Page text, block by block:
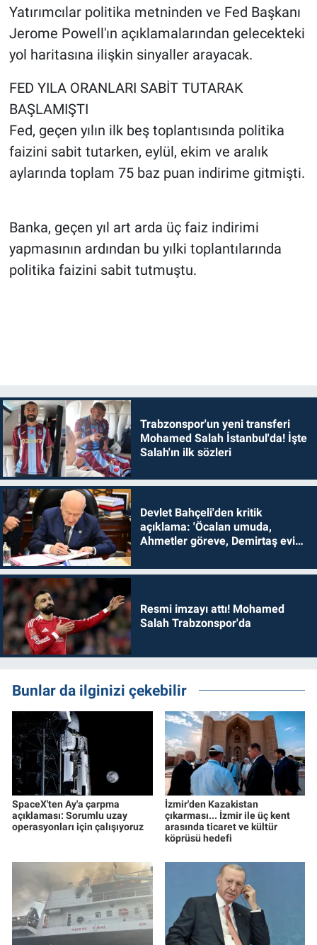
Yatırımcılar politika metninden ve Fed Başkanı
Jerome Powell'ın açıklamalarından gelecekteki
yol haritasına ilişkin sinyaller arayacak.
FED YILA ORANLARI SABİT TUTARAK
BAŞLAMIŞTI
Fed, geçen yılın ilk beş toplantısında politika
faizini sabit tutarken, eylül, ekim ve aralık
aylarında toplam 75 baz puan indirime gitmişti.
Banka, geçen yıl art arda üç faiz indirimi
yapmasının ardından bu yılki toplantılarında
politika faizini sabit tutmuştu.
Trabzonspor'un yeni transferi
Mohamed Salah İstanbul'da! İşte
Salah'ın ilk sözleri
Devlet Bahçeli'den kritik
açıklama: 'Öcalan umuda,
Ahmetler göreve, Demirtaş evine
Resmi imzayı attı! Mohamed
Salah Trabzonspor'da
Bunlar da ilginizi çekebilir
SpaceX'ten Ay'a çarpma
açıklaması: Sorumlu uzay
operasyonları için çalışıyoruz
İzmir'den Kazakistan
çıkarması... İzmir ile üç kent
arasında ticaret ve kültür
köprüsü hedefi